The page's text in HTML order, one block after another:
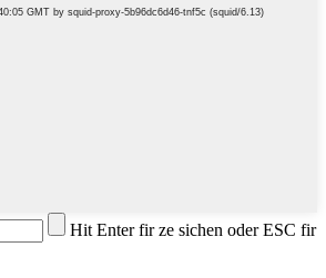
Hit Enter fir ze sichen oder ESC fir